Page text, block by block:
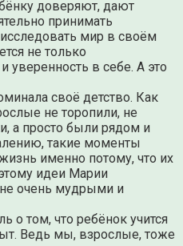
доверяют, дают
принимать
мир в своём
не только
уверенность в себе. А это
своё детство. Как
не торопили, не
а просто были рядом и
такие моменты
именно потому, что их
идеи Марии
очень мудрыми и
о том, что ребёнок учится
Ведь мы, взрослые, тоже